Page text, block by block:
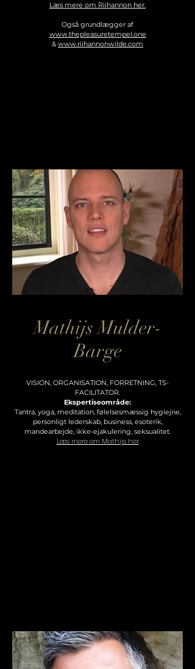
Læs mere om Riihannon her.
Også grundlægger af
www.thepleasuretempel.one
& www.riihannonwilde.com
Mathijs Mulder-
Barge
VISION, ORGANISATION, FORRETNING, TS-
FACILITATOR.
Ekspertiseområde:
Tantra, yoga, meditation, følelsesmæssig hygiejne,
personligt lederskab, business, esoterik,
mandearbejde, ikke-ejakulering, seksualitet.
Læs mere om Mathijs her